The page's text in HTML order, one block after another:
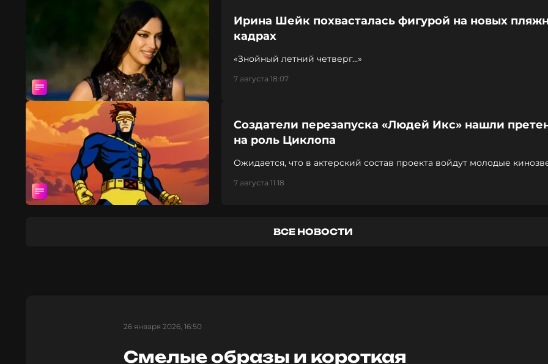
Ирина Шейк похвасталась фигурой на новых
кадрах
«Знойный летний четверг…»
7 августа 18:07
Создатели перезапуска «Людей Икс» нашли
на роль Циклопа
Ожидается, что в актерский состав проекта войдут молодые
7 августа 11:18
ВСЕ НОВОСТИ
26 января 2026, 16:50
Смелые образы и короткая